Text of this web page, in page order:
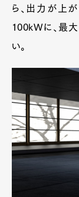
ら、出力が上
100kWに、最
い。